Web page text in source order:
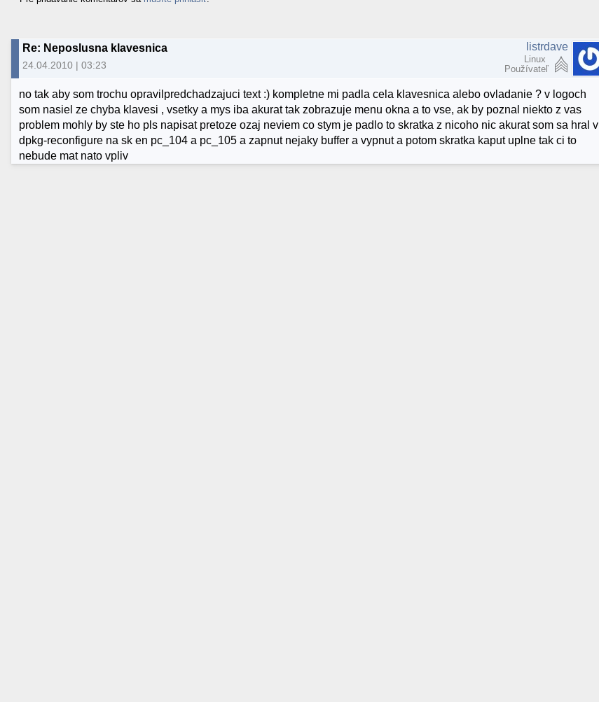
Re: Neposlusna klavesnica
24.04.2010 | 03:23
listrdave
Linux
Používateľ
no tak aby som trochu opravilpredchadzajuci text :) kompletne mi padla cela klavesnica alebo ovladanie ? v logoch
som nasiel ze chyba klavesi , vsetky a mys iba akurat tak zobrazuje menu okna a to vse, ak by poznal niekto z vas
problem mohly by ste ho pls napisat pretoze ozaj neviem co stym je padlo to skratka z nicoho nic akurat som sa hral v
dpkg-reconfigure na sk en pc_104 a pc_105 a zapnut nejaky buffer a vypnut a potom skratka kaput uplne tak ci to
nebude mat nato vpliv